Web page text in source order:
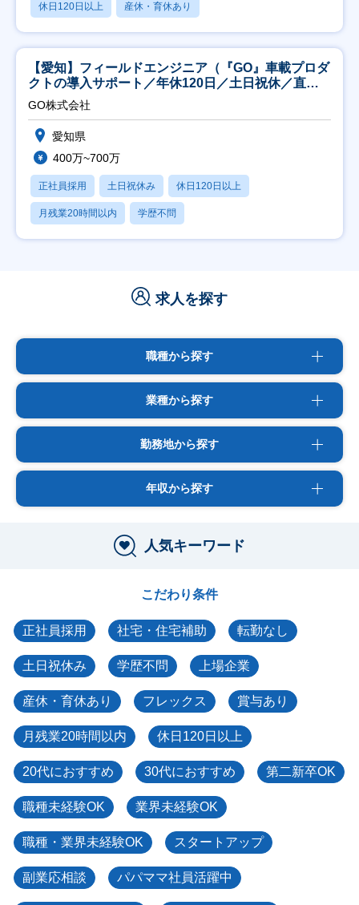
休日120日以上 産休・育休あり
【愛知】フィールドエンジニア（『GO』車載プロダ
クトの導入サポート／年休120日／土日祝休／直行
直帰
GO株式会社
愛知県
400万~700万
正社員採用 土日祝休み 休日120日以上
月残業20時間以内 学歴不問
求人を探す
職種から探す
業種から探す
勤務地から探す
年収から探す
人気キーワード
こだわり条件
正社員採用 社宅・住宅補助 転勤なし
土日祝休み 学歴不問 上場企業
産休・育休あり フレックス 賞与あり
月残業20時間以内 休日120日以上
20代におすすめ 30代におすすめ 第二新卒OK
職種未経験OK 業界未経験OK
職種・業界未経験OK スタートアップ
副業応相談 パパママ社員活躍中